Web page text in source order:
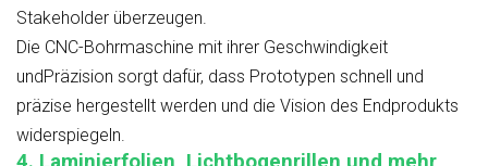
Stakeholder überzeugen.
Die CNC-Bohrmaschine mit ihrer Geschwindigkeit
undPräzision sorgt dafür, dass Prototypen schnell und
präzise hergestellt werden und die Vision des Endprodukts
widerspiegeln.